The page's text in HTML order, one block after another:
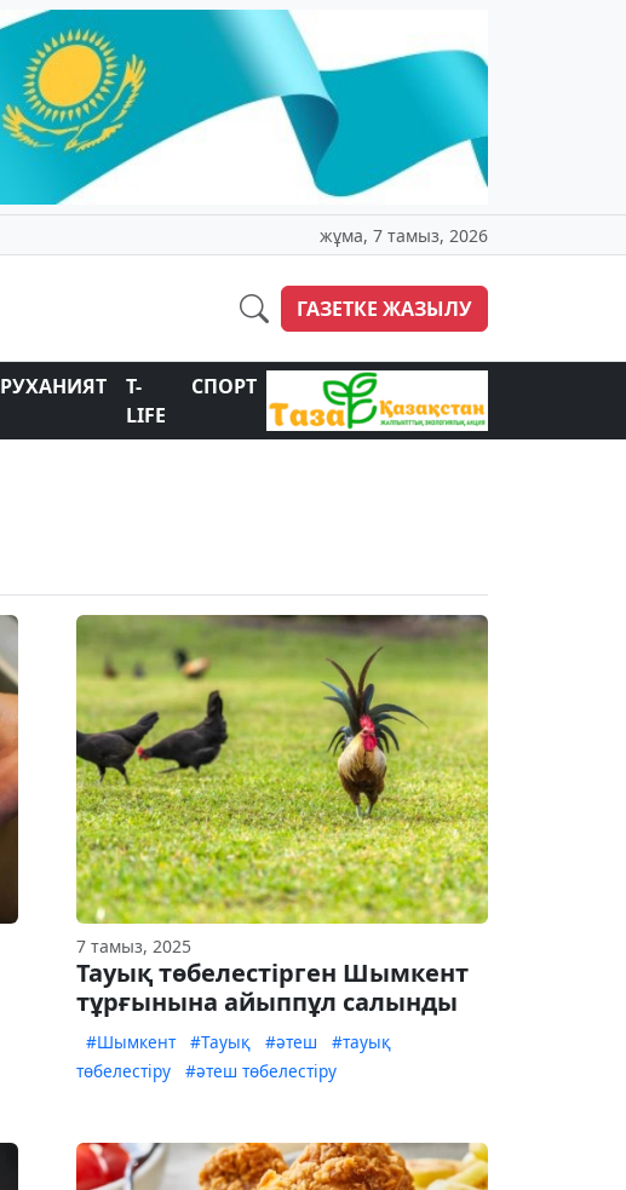
жұма, 7 тамыз, 2026
ГАЗЕТКЕ ЖАЗЫЛУ
РУХАНИЯТ
T-
LIFE
СПОРТ
7 тамыз, 2025
Тауық төбелестірген Шымкент
тұрғынына айыппұл салынды
#Шымкент #Тауық #әтеш
#тауық
төбелестіру
#әтеш төбелестіру